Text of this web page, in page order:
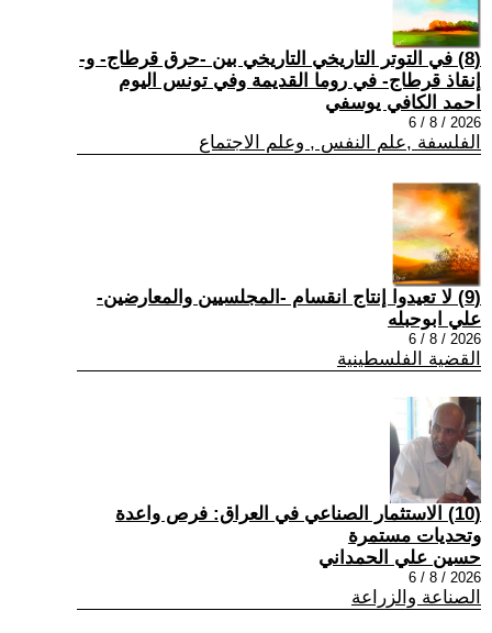
(8) في التوتر التاريخي التاريخي بين -حرق قرطاج- و-
إنقاذ قرطاج- في روما القديمة وفي تونس اليوم
احمد الكافي يوسفي
2026 / 8 / 6
الفلسفة ,علم النفس , وعلم الاجتماع
(9) لا تعيدوا إنتاج انقسام -المجلسيين والمعارضين-
علي ابوحبله
2026 / 8 / 6
القضية الفلسطينية
(10) الاستثمار الصناعي في العراق: فرص واعدة
وتحديات مستمرة
حسين علي الحمداني
2026 / 8 / 6
الصناعة والزراعة